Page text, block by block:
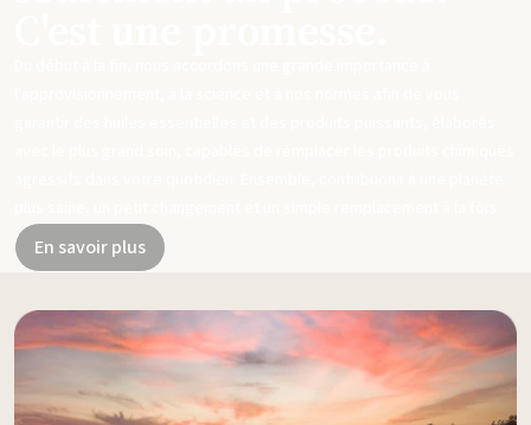
En savoir plus